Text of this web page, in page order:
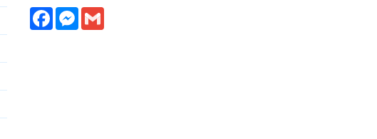
FacebookMessenger
Gmail